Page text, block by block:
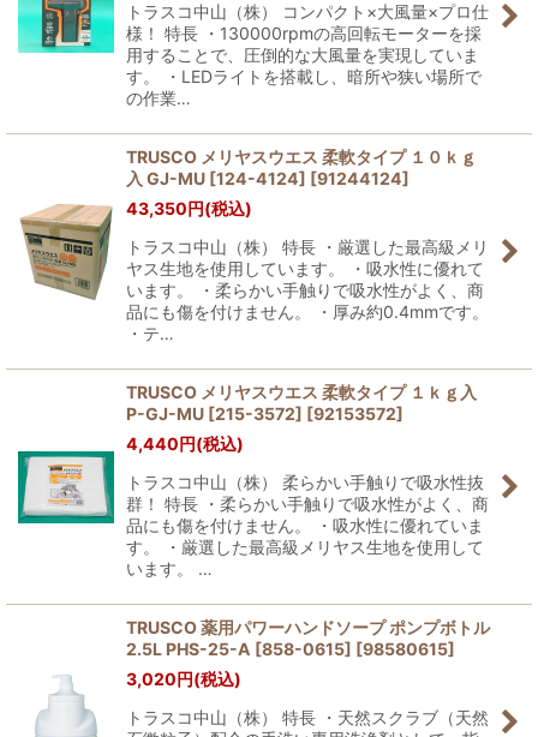
トラスコ中山（株） コンパクト×大風量×プロ仕
様！ 特長 ・130000rpmの高回転モーターを採
用することで、圧倒的な大風量を実現していま
す。 ・LEDライトを搭載し、暗所や狭い場所で
の作業…
TRUSCO メリヤスウエス 柔軟タイプ １０ｋｇ
入 GJ-MU [124-4124] [91244124]
43,350円(税込)
トラスコ中山（株） 特長 ・厳選した最高級メリ
ヤス生地を使用しています。 ・吸水性に優れて
います。 ・柔らかい手触りで吸水性がよく、商
品にも傷を付けません。 ・厚み約0.4mmです。
・テ…
TRUSCO メリヤスウエス 柔軟タイプ １ｋｇ入
P-GJ-MU [215-3572] [92153572]
4,440円(税込)
トラスコ中山（株） 柔らかい手触りで吸水性抜
群！ 特長 ・柔らかい手触りで吸水性がよく、商
品にも傷を付けません。 ・吸水性に優れていま
す。 ・厳選した最高級メリヤス生地を使用して
います。 …
TRUSCO 薬用パワーハンドソープ ポンプボトル
2.5L PHS-25-A [858-0615] [98580615]
3,020円(税込)
トラスコ中山（株） 特長 ・天然スクラブ（天然